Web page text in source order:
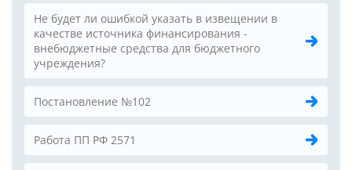
Не будет ли ошибкой указать в извещении в
качестве источника финансирования -
внебюджетные средства для бюджетного
учреждения?
Постановление №102
Работа ПП РФ 2571